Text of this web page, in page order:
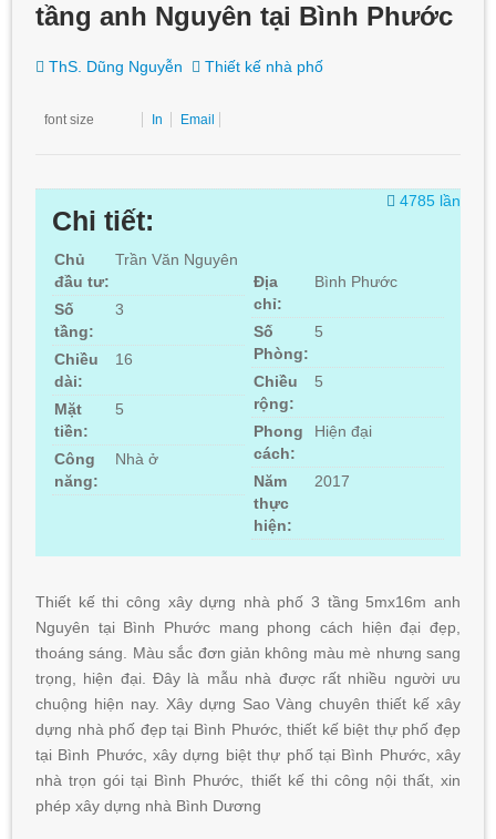
tầng anh Nguyên tại Bình Phước
ThS. Dũng Nguyễn Thiết kế nhà phố
font size In Email
4785 lần
Chi tiết:
Chủ
đầu tư:
Trần Văn Nguyên
Địa
chỉ:
Bình Phước
Số
tầng:
3
Số
Phòng:
5
Chiều
dài:
16
Chiều
rộng:
5
Mặt
tiền:
5
Phong
cách:
Hiện đại
Công
năng:
Nhà ở
Năm
thực
hiện:
2017
Thiết kế thi công xây dựng nhà phố 3 tầng 5mx16m anh
Nguyên tại Bình Phước mang phong cách hiện đại đẹp,
thoáng sáng. Màu sắc đơn giản không màu mè nhưng sang
trọng, hiện đại. Đây là mẫu nhà được rất nhiều người ưu
chuộng hiện nay. Xây dựng Sao Vàng chuyên thiết kế xây
dựng nhà phố đẹp tại Bình Phước, thiết kế biệt thự phố đẹp
tại Bình Phước, xây dựng biệt thự phố tại Bình Phước, xây
nhà trọn gói tại Bình Phước, thiết kế thi công nội thất, xin
phép xây dựng nhà Bình Dương